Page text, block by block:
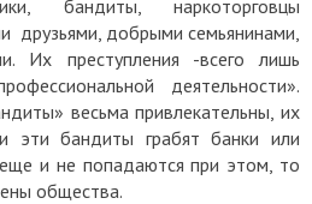
бандиты, наркоторговцы
друзьями, добрыми семьянинами,
Их преступления -всего лишь
деятельности».
весьма привлекательны, их
эти бандиты грабят банки или
и не попадаются при этом, то
общества.